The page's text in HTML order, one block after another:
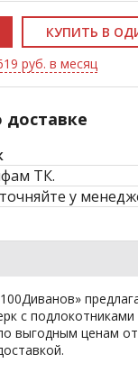
КУПИТЬ В
руб. в месяц
ТК.
у
с подлокотниками
выгодным ценам от